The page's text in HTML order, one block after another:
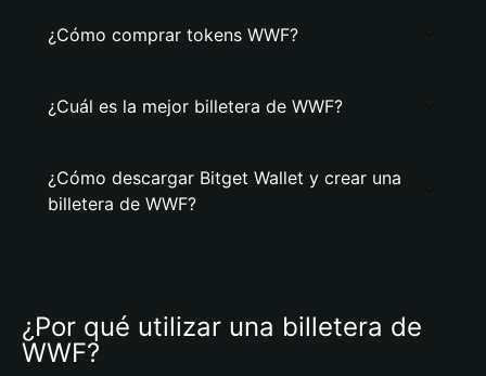
¿Cómo comprar tokens WWF?
¿Cuál es la mejor billetera de WWF?
¿Cómo descargar Bitget Wallet y crear una
billetera de WWF?
¿Por qué utilizar una billetera de
WWF?